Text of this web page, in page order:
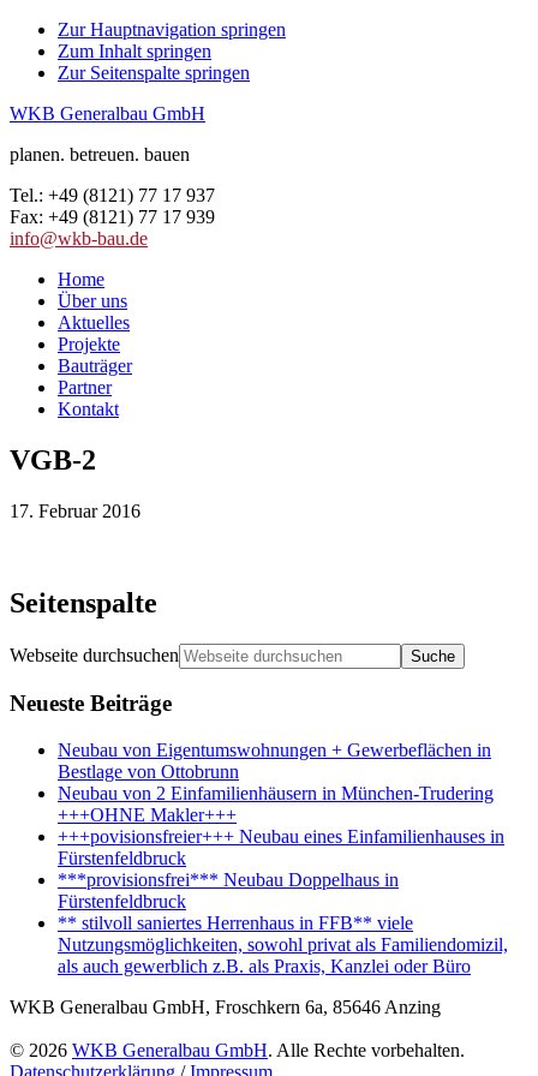
Zur Hauptnavigation springen
Zum Inhalt springen
Zur Seitenspalte springen
WKB Generalbau GmbH
planen. betreuen. bauen
Tel.: +49 (8121) 77 17 937
Fax: +49 (8121) 77 17 939
info@wkb-bau.de
Home
Über uns
Aktuelles
Projekte
Bauträger
Partner
Kontakt
VGB-2
17. Februar 2016
Seitenspalte
Webseite durchsuchen
Neueste Beiträge
Neubau von Eigentumswohnungen + Gewerbeflächen in
Bestlage von Ottobrunn
Neubau von 2 Einfamilienhäusern in München-Trudering
+++OHNE Makler+++
+++povisionsfreier+++ Neubau eines Einfamilienhauses in
Fürstenfeldbruck
***provisionsfrei*** Neubau Doppelhaus in
Fürstenfeldbruck
** stilvoll saniertes Herrenhaus in FFB** viele
Nutzungsmöglichkeiten, sowohl privat als Familiendomizil,
als auch gewerblich z.B. als Praxis, Kanzlei oder Büro
WKB Generalbau GmbH, Froschkern 6a, 85646 Anzing
© 2026 WKB Generalbau GmbH. Alle Rechte vorbehalten.
Datenschutzerklärung /Impressum